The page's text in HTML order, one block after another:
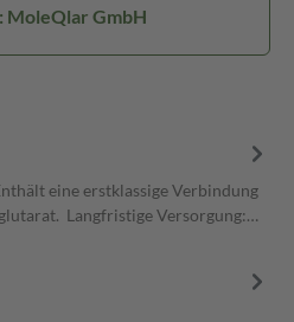
MoleQlar GmbH
eine erstklassige Verbindung
Langfristige Versorgung:…